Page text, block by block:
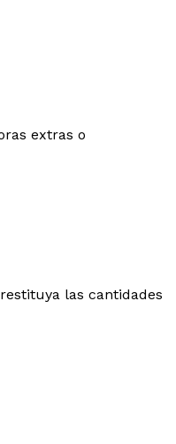
extras o
las cantidades